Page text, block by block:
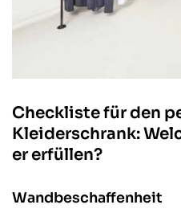
Checkliste für den
Kleiderschrank:
er erfüllen?
Wandbeschaffenheit